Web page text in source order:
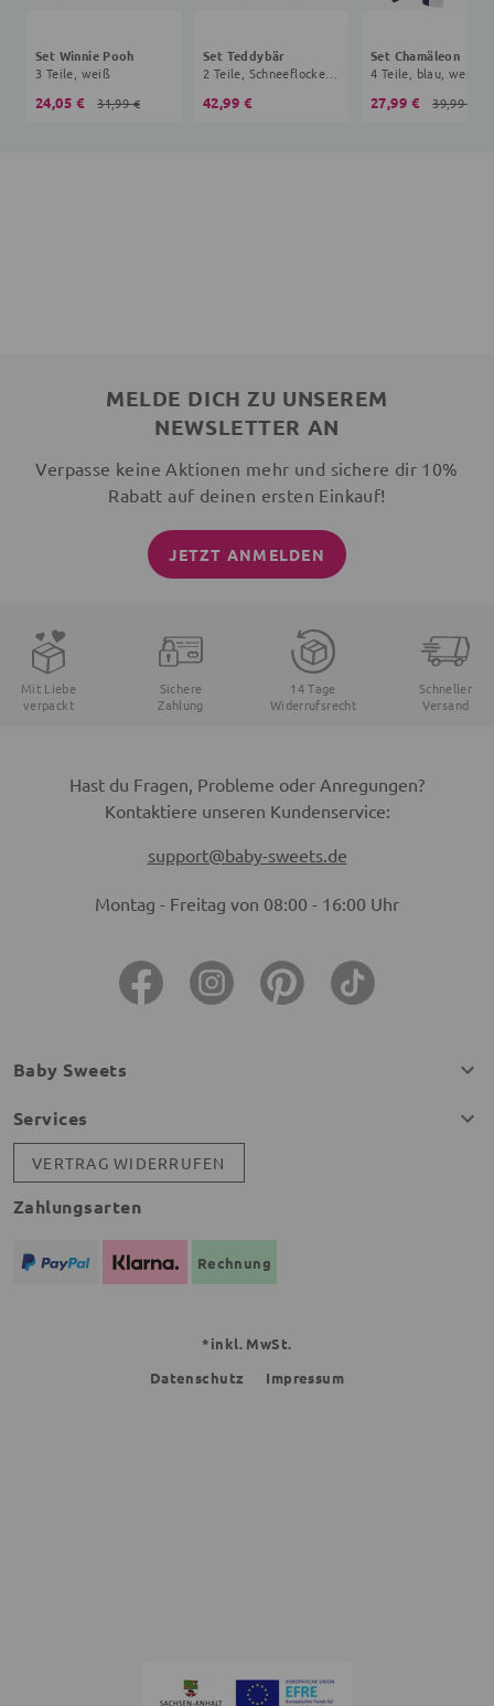
Set Winnie Pooh
3 Teile, weiß
24,05 € 31,99 €
Set Teddybär
2 Teile, Schneeflocke, navy
42,99 €
Set Chamäleon
4 Teile, blau, weiß
27,99 € 39,99 €
MELDE DICH ZU UNSEREM
NEWSLETTER AN
Verpasse keine Aktionen mehr und sichere dir 10%
Rabatt auf deinen ersten Einkauf!
JETZT ANMELDEN
Mit Liebe
verpackt
Sichere
Zahlung
14 Tage
Widerrufsrecht
Schneller
Versand
Hast du Fragen, Probleme oder Anregungen?
Kontaktiere unseren Kundenservice:
support@baby-sweets.de
Montag - Freitag von 08:00 - 16:00 Uhr
Baby Sweets
Services
VERTRAG WIDERRUFEN
Zahlungsarten
Rechnung
*inkl. MwSt.
Datenschutz
Impressum